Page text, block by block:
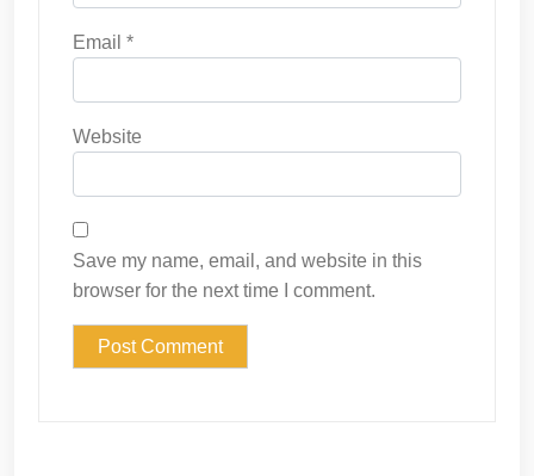
Email *
Website
Save my name, email, and website in this
browser for the next time I comment.